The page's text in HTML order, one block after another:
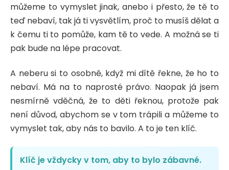
můžeme to vymyslet jinak, anebo i přesto, že tě to
teď nebaví, tak já ti vysvětlím, proč to musíš dělat a
k čemu ti to pomůže, kam tě to vede. A možná se ti
pak bude na lépe pracovat.
A neberu si to osobně, když mi dítě řekne, že ho to
nebaví. Má na to naprosté právo. Naopak já jsem
nesmírně vděčná, že to děti řeknou, protože pak
není důvod, abychom se v tom trápili a můžeme to
vymyslet tak, aby nás to bavilo. A to je ten klíč.
Klíč je vždycky v tom, aby to bylo zábavné.